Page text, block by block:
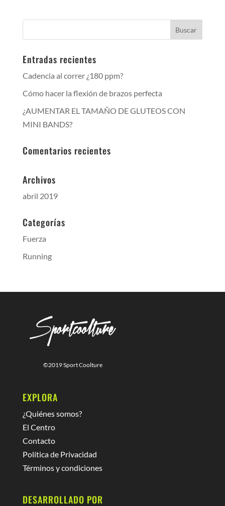
Entradas recientes
Cadencia al correr ¿180 ppm?
Cómo hacer la flexión de brazos perfecta
¿AUMENTAR EL TAMAÑO DE GLUTEOS CON
MINI BANDS?
Comentarios recientes
Archivos
abril 2019
Categorías
Fuerza
Running
©2019 Sport Coolture
EXPLORA
¿Quiénes somos?
El Centro
Contacto
Política de Privacidad
Términos y condiciones
DESARROLLADO POR